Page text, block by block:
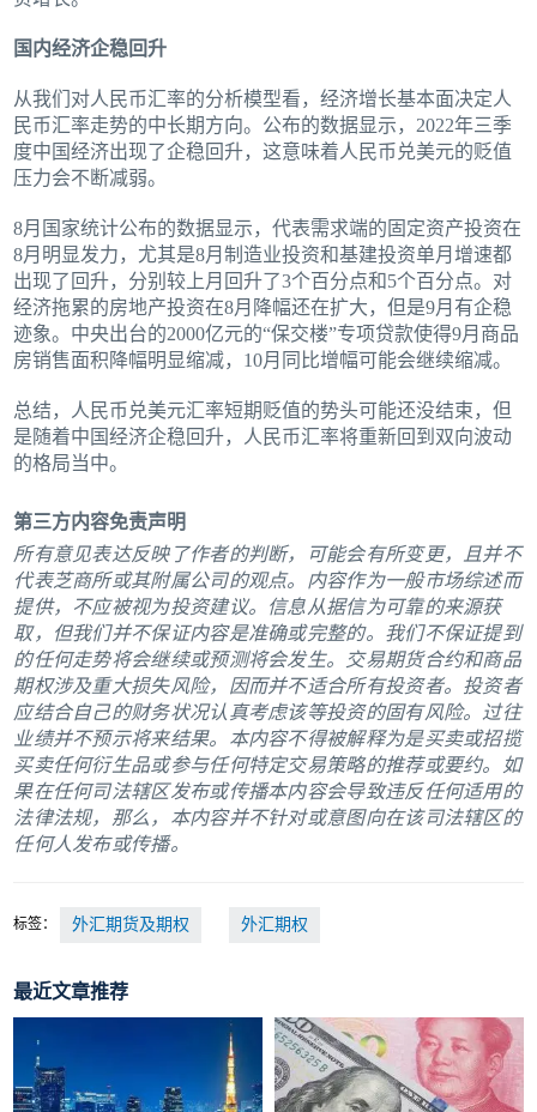
国内经济企稳回升
从我们对人民币汇率的分析模型看，经济增长基本面决定人
民币汇率走势的中长期方向。公布的数据显示，2022年三季
度中国经济出现了企稳回升，这意味着人民币兑美元的贬值
压力会不断减弱。
8月国家统计公布的数据显示，代表需求端的固定资产投资在
8月明显发力，尤其是8月制造业投资和基建投资单月增速都
出现了回升，分别较上月回升了3个百分点和5个百分点。对
经济拖累的房地产投资在8月降幅还在扩大，但是9月有企稳
迹象。中央出台的2000亿元的“保交楼”专项贷款使得9月商品
房销售面积降幅明显缩减，10月同比增幅可能会继续缩减。
总结，人民币兑美元汇率短期贬值的势头可能还没结束，但
是随着中国经济企稳回升，人民币汇率将重新回到双向波动
的格局当中。
第三方内容免责声明
所有意见表达反映了作者的判断，可能会有所变更，且并不
代表芝商所或其附属公司的观点。内容作为一般市场综述而
提供，不应被视为投资建议。信息从据信为可靠的来源获
取，但我们并不保证内容是准确或完整的。我们不保证提到
的任何走势将会继续或预测将会发生。交易期货合约和商品
期权涉及重大损失风险，因而并不适合所有投资者。投资者
应结合自己的财务状况认真考虑该等投资的固有风险。过往
业绩并不预示将来结果。本内容不得被解释为是买卖或招揽
买卖任何衍生品或参与任何特定交易策略的推荐或要约。如
果在任何司法辖区发布或传播本内容会导致违反任何适用的
法律法规，那么，本内容并不针对或意图向在该司法辖区的
任何人发布或传播。
标签： 外汇期货及期权 外汇期权
最近文章推荐